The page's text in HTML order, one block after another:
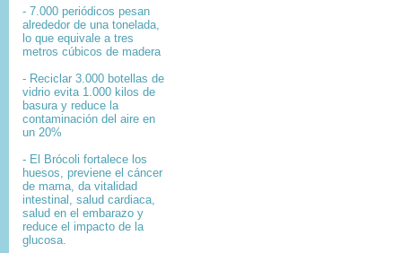
- 7.000 periódicos pesan
alrededor de una tonelada,
lo que equivale a tres
metros cúbicos de madera
- Reciclar 3.000 botellas de
vidrio evita 1.000 kilos de
basura y reduce la
contaminación del aire en
un 20%
- El Brócoli fortalece los
huesos, previene el cáncer
de mama, da vitalidad
intestinal, salud cardiaca,
salud en el embarazo y
reduce el impacto de la
glucosa.